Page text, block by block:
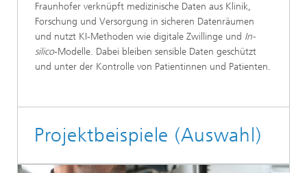
Fraunhofer verknüpft medizinische Daten aus Klinik,
Forschung und Versorgung in sicheren Datenräumen
und nutzt KI-Methoden wie digitale Zwillinge und In-
silico-Modelle. Dabei bleiben sensible Daten geschützt
und unter der Kontrolle von Patientinnen und Patienten.
Projektbeispiele (Auswahl)